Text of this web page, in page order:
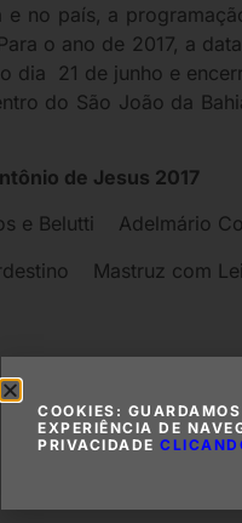
no país, a
o ano de 2017, a
21 de junho e
do São João da
de Jesus 2017
e Belutti Adelmário
Mastruz com
matéria
COOKIES:
EXPERIÊNCIA DE
PRIVACIDADE